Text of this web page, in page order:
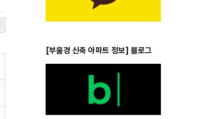
[부울경 신축 아파트 정보] 블로그